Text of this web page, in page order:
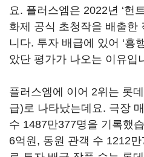
요. 플러스엠은 2022년 ‘헌
화제 공식 초청작을 배출한
니다. 투자 배급에 있어 ‘흥
았단 평가가 나오는 이유입
플러스엠에 이어 2위는 롯
급)로 나타났는데요. 극장
수 1487만377명을 기록했
6억원 , 동원 관객 수 1212만